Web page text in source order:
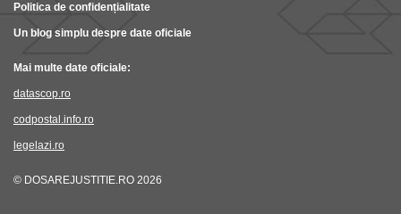
Politica de confidențialitate
Un blog simplu despre date oficiale
Mai multe date oficiale:
datascop.ro
codpostal.info.ro
legelazi.ro
© DOSAREJUSTITIE.RO 2026